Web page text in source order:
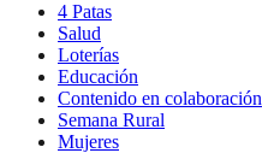
4 Patas
Salud
Loterías
Educación
Contenido en colaboración
Semana Rural
Mujeres